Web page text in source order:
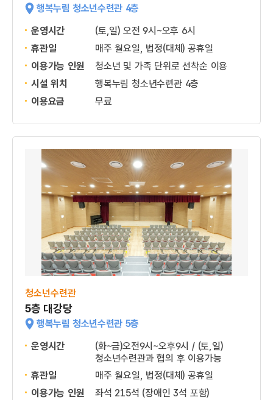
행복누림 청소년수련관 4층
운영시간
(토,일) 오전 9시~오후 6시
휴관일
매주 월요일, 법정(대체) 공휴일
이용가능 인원
청소년 및 가족 단위로 선착순 이용
시설 위치
행복누림 청소년수련관 4층
이용요금
무료
청소년수련관
5층 대강당
행복누림 청소년수련관 5층
운영시간
(화~금)오전9시~오후9시 / (토,일)
청소년수련관과 협의 후 이용가능
휴관일
매주 월요일, 법정(대체) 공휴일
이용가능 인원
좌석 215석 (장애인 3석 포함)